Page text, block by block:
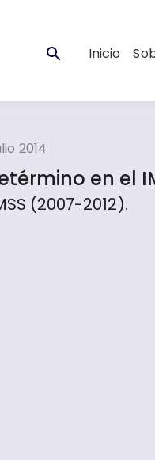
Inicio
2014
en el
(2007-2012).